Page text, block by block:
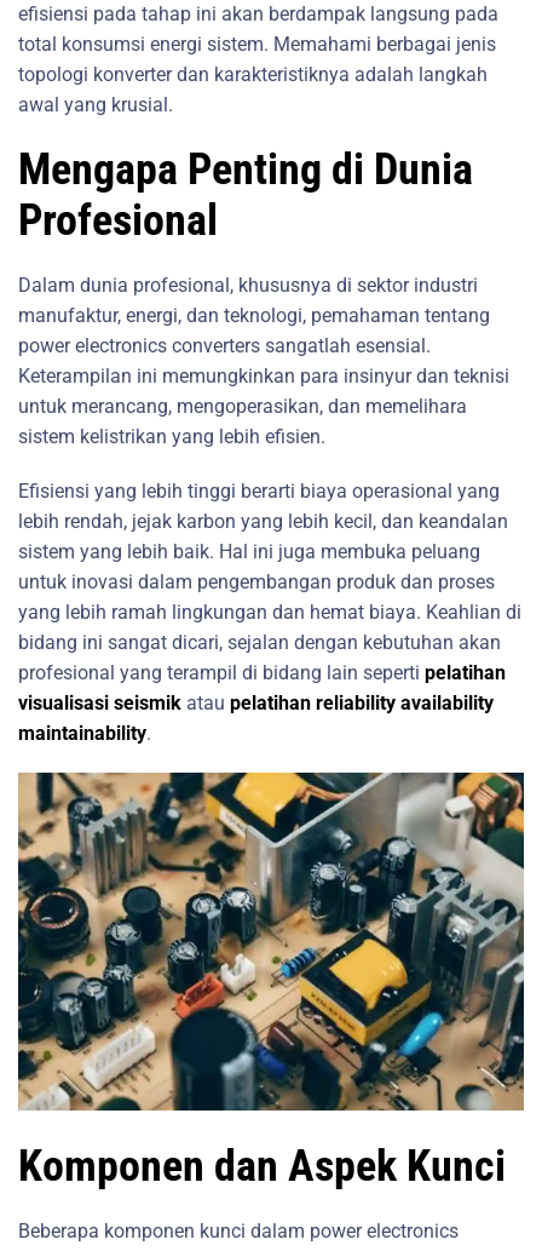
efisiensi pada tahap ini akan berdampak langsung pada
total konsumsi energi sistem. Memahami berbagai jenis
topologi konverter dan karakteristiknya adalah langkah
awal yang krusial.
Mengapa Penting di Dunia
Profesional
Dalam dunia profesional, khususnya di sektor industri
manufaktur, energi, dan teknologi, pemahaman tentang
power electronics converters sangatlah esensial.
Keterampilan ini memungkinkan para insinyur dan teknisi
untuk merancang, mengoperasikan, dan memelihara
sistem kelistrikan yang lebih efisien.
Efisiensi yang lebih tinggi berarti biaya operasional yang
lebih rendah, jejak karbon yang lebih kecil, dan keandalan
sistem yang lebih baik. Hal ini juga membuka peluang
untuk inovasi dalam pengembangan produk dan proses
yang lebih ramah lingkungan dan hemat biaya. Keahlian di
bidang ini sangat dicari, sejalan dengan kebutuhan akan
profesional yang terampil di bidang lain seperti pelatihan
visualisasi seismik atau pelatihan reliability availability
maintainability.
Komponen dan Aspek Kunci
Beberapa komponen kunci dalam power electronics